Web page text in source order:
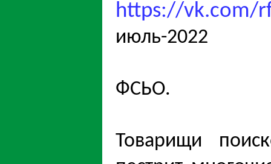
https://vk.com/
июль-2022
ФСЬО.
Товарищи